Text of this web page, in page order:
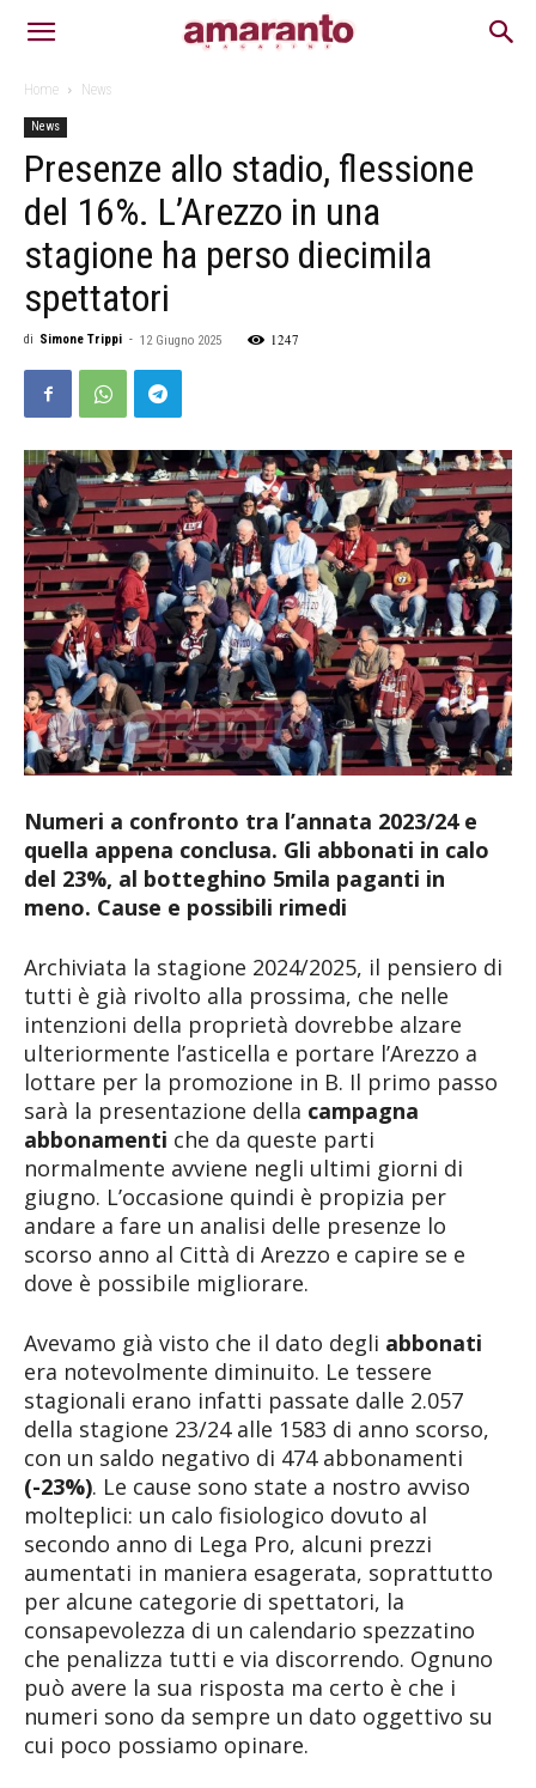
Home News
News
Presenze allo stadio, flessione
del 16%. L’Arezzo in una
stagione ha perso diecimila
spettatori
di Simone Trippi - 12 Giugno 2025 1247
Numeri a confronto tra l’annata 2023/24 e
quella appena conclusa. Gli abbonati in calo
del 23%, al botteghino 5mila paganti in
meno. Cause e possibili rimedi
Archiviata la stagione 2024/2025, il pensiero di
tutti è già rivolto alla prossima, che nelle
intenzioni della proprietà dovrebbe alzare
ulteriormente l’asticella e portare l’Arezzo a
lottare per la promozione in B. Il primo passo
sarà la presentazione della campagna
abbonamenti che da queste parti
normalmente avviene negli ultimi giorni di
giugno. L’occasione quindi è propizia per
andare a fare un analisi delle presenze lo
scorso anno al Città di Arezzo e capire se e
dove è possibile migliorare.
Avevamo già visto che il dato degli abbonati
era notevolmente diminuito. Le tessere
stagionali erano infatti passate dalle 2.057
della stagione 23/24 alle 1583 di anno scorso,
con un saldo negativo di 474 abbonamenti
(-23%). Le cause sono state a nostro avviso
molteplici: un calo fisiologico dovuto al
secondo anno di Lega Pro, alcuni prezzi
aumentati in maniera esagerata, soprattutto
per alcune categorie di spettatori, la
consapevolezza di un calendario spezzatino
che penalizza tutti e via discorrendo. Ognuno
può avere la sua risposta ma certo è che i
numeri sono da sempre un dato oggettivo su
cui poco possiamo opinare.